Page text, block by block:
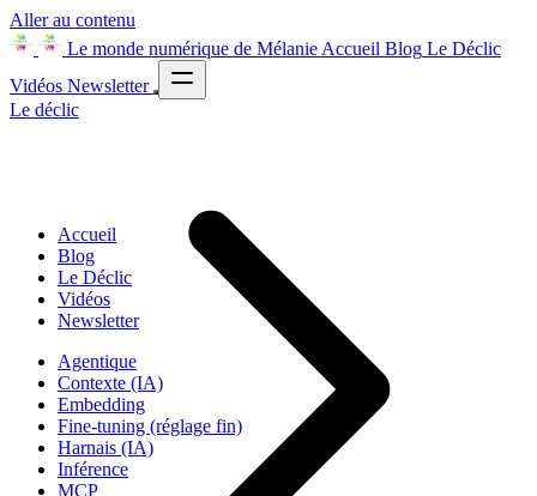
Aller au contenu
Le monde numérique de Mélanie Accueil Blog Le Déclic
Vidéos Newsletter
Accueil
Blog
Le Déclic
Vidéos
Newsletter
Agentique
Contexte (IA)
Embedding
Fine-tuning (réglage fin)
Harnais (IA)
Inférence
MCP
Le déclic